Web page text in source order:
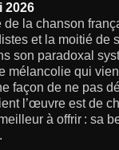
2026
de la chanson
et la moitié de
son paradoxal
mélancolie qui
façon de ne pas
l’œuvre est de
à offrir : sa